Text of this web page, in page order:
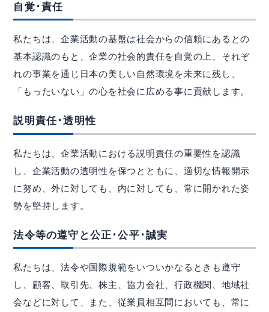
資源の一生に、夢と責任。
事業所map arrow_forward
自覚･責任
私たちは、企業活動の基盤は社会からの信頼にあるとの
基本認識のもと、企業の社会的責任を自覚の上、それぞ
れの事業を通じ日本の美しい自然環境を未来に残し、
「もったいない」の心を社会に広める事に貢献します。
説明責任･透明性
私たちは、企業活動における説明責任の重要性を認識
し、企業活動の透明性を保つとともに、適切な情報開示
に努め、外に対しても、内に対しても、常に開かれた姿
勢を堅持します。
法令等の遵守と公正･公平･誠実
私たちは、法令や国際規範をいついかなるときも遵守
し、顧客、取引先、株主、協力会社、行政機関、地域社
会などに対して、また、従業員相互間においても、常に